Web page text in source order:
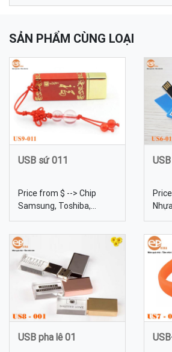
SẢN PHẨM CÙNG LOẠI
USB sứ 011
Price from $ --> Chip
Samsung, Toshiba,
Kingston... Chất liệu Sứ
16gb, 32gb, 64gb... Kích
thước 6 Trọng lượng 18g
Màu sắc Đa dạng, được
tự chọn màu sắc Quy
cách In lưới USB Sứ - Sản
xuất và in logo theo yêu
cầu
4gb,
sắc
USB pha lê 01